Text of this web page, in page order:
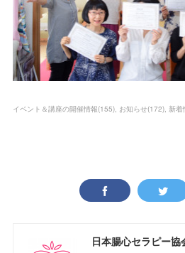
イベント＆講座の開催情報(155) お知らせ(172) 新着
日本腸心セラピー協